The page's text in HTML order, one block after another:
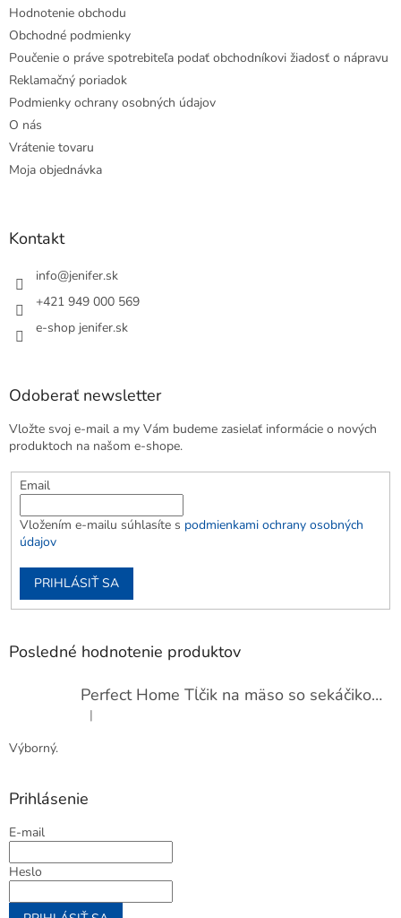
Hodnotenie obchodu
Obchodné podmienky
Poučenie o práve spotrebiteľa podať obchodníkovi žiadosť o nápravu
Reklamačný poriadok
Podmienky ochrany osobných údajov
O nás
Vrátenie tovaru
Moja objednávka
Kontakt
info@jenifer.sk
+421 949 000 569
e-shop jenifer.sk
Odoberať newsletter
Vložte svoj e-mail a my Vám budeme zasielať informácie o nových
produktoch na našom e-shope.
Email
Vložením e-mailu súhlasíte s podmienkami ochrany osobných
údajov
PRIHLÁSIŤ SA
Posledné hodnotenie produktov
Perfect Home Tĺčik na mäso so sekáčikom, 56893
Hodnotenie produktu je 5 z 5 hviezdičiek.
|
Výborný.
Prihlásenie
E-mail
Heslo